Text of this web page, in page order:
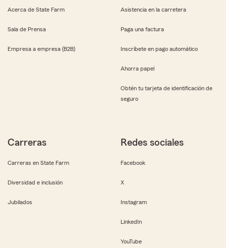
Acerca de State Farm
Sala de Prensa
Empresa a empresa (B2B)
Asistencia en la carretera
Paga una factura
Inscríbete en pago automático
Ahorra papel
Obtén tu tarjeta de identificación de
seguro
Carreras
Carreras en State Farm
Diversidad e inclusión
Jubilados
Redes sociales
Facebook
X
Instagram
LinkedIn
YouTube